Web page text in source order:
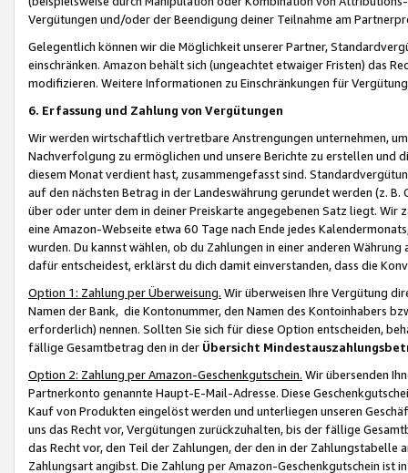
Vergütungen und/oder der Beendigung deiner Teilnahme am
Gelegentlich können wir die Möglichkeit unserer Partner,
einschränken. Amazon behält sich (ungeachtet etwaiger Fristen) das
modifizieren. Weitere Informationen zu Einschränkungen für
6. Erfassung und Zahlung von Vergütungen
Wir werden wirtschaftlich vertretbare Anstrengungen unternehmen,
Nachverfolgung zu ermöglichen und unsere Berichte zu erstellen und
diesem Monat verdient hast, zusammengefasst sind.
auf den nächsten Betrag in der Landeswährung gerundet werden (z.
über oder unter dem in deiner Preiskarte angegebenen Satz liegt.
eine Amazon-Webseite etwa 60 Tage nach Ende jedes
wurden. Du kannst wählen, ob du Zahlungen in einer anderen
dafür entscheidest, erklärst du dich damit einverstanden, dass die
Option 1: Zahlung per Überweisung. Wir überweisen Ihre Vergütung
Namen der Bank, die Kontonummer, den Namen des Kontoinhabers
erforderlich) nennen. Sollten Sie sich für diese Option entscheiden,
fällige Gesamtbetrag den in der Übersicht
Option 2: Zahlung per Amazon-Geschenkgutschein. Wir übersenden
Partnerkonto genannte Haupt-E-Mail-Adresse. Diese
Kauf von Produkten eingelöst werden und unterliegen unseren
uns das Recht vor, Vergütungen zurückzuhalten, bis der fällige
das Recht vor, den Teil der Zahlungen, der den in der
Zahlungsart angibst. Die Zahlung per Amazon-Geschenkgutschein ist